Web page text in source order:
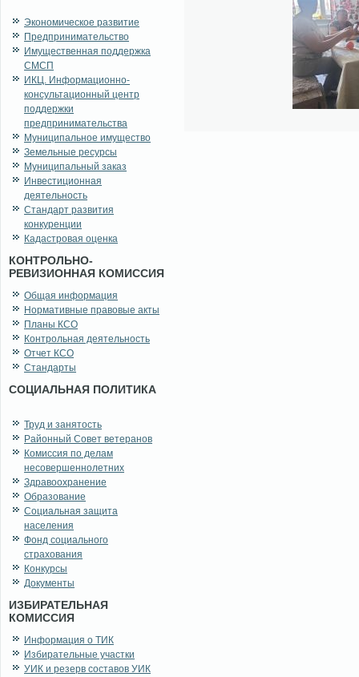
Экономическое развитие
Предпринимательство
Имущественная поддержка
СМСП
ИКЦ. Информационно-
консультационный центр
поддержки
предпринимательства
Муниципальное имущество
Земельные ресурсы
Муниципальный заказ
Инвестиционная
деятельность
Стандарт развития
конкуренции
Кадастровая оценка
КОНТРОЛЬНО-
РЕВИЗИОННАЯ КОМИССИЯ
Общая информация
Нормативные правовые акты
Планы КСО
Контрольная деятельность
Отчет КСО
Стандарты
СОЦИАЛЬНАЯ ПОЛИТИКА
Труд и занятость
Районный Совет ветеранов
Комиссия по делам
несовершеннолетних
Здравоохранение
Образование
Социальная защита
населения
Фонд социального
страхования
Конкурсы
Документы
ИЗБИРАТЕЛЬНАЯ
КОМИССИЯ
Информация о ТИК
Избирательные участки
УИК и резерв составов УИК